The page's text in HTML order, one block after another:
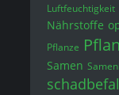
Luftfeuchtigkeit
Nährstoffe
Pflanze
Samen